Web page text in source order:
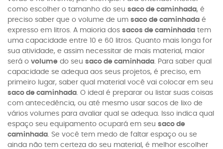
como escolher o tamanho do seu saco de caminhada, é
preciso saber que o volume de um saco de caminhada é
expresso em litros. A maioria dos sacos de caminhada tem
uma capacidade entre 10 e 60 litros. Quanto mais longa for
sua atividade, e assim necessitar de mais material, maior
será o volume do seu saco de caminhada. Para saber qual
capacidade se adequa aos seus projetos, é preciso, em
primeiro lugar, saber qual material você vai colocar em seu
saco de caminhada. O ideal é preparar ou listar suas coisas
com antecedência, ou até mesmo usar sacos de lixo de
vários volumes para avaliar qual se adequa. Isso indica qual
espaço seu equipamento ocupará em seu saco de
caminhada. Se você tem medo de faltar espaço ou se
ainda não tem certeza do seu material, é melhor escolher